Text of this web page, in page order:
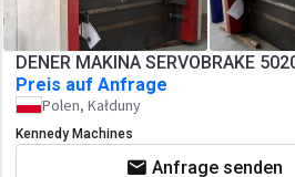
DENER MAKINA SERVOBRAKE
Preis auf Anfrage
Polen, Kałduny
Kennedy Machines
Anfrage senden